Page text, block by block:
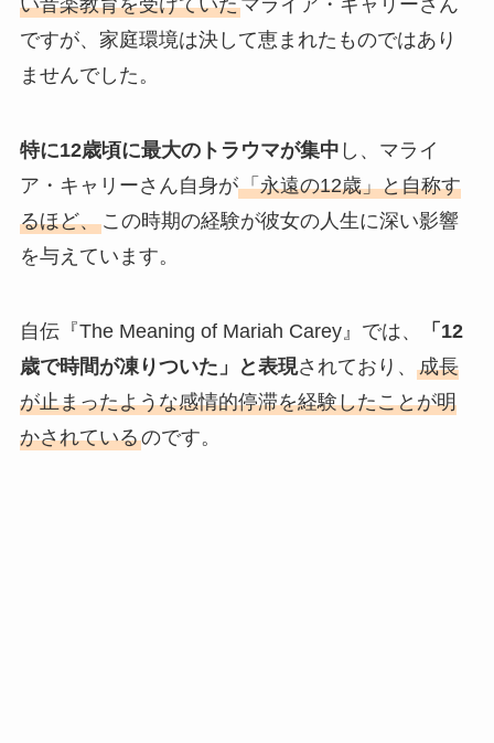
い音楽教育を受けていたマライア・キャリーさん
ですが、家庭環境は決して恵まれたものではあり
ませんでした。
特に12歳頃に最大のトラウマが集中 し、マライ
ア・キャリーさん自身が「永遠の12歳」と自称す
るほど、この時期の経験が彼女の人生に深い影響
を与えています。
自伝『The Meaning of Mariah Carey』では、
「12
歳で時間が凍りついた」と表現されており、 成長
が止まったような感情的停滞を経験したことが明
かされているのです。